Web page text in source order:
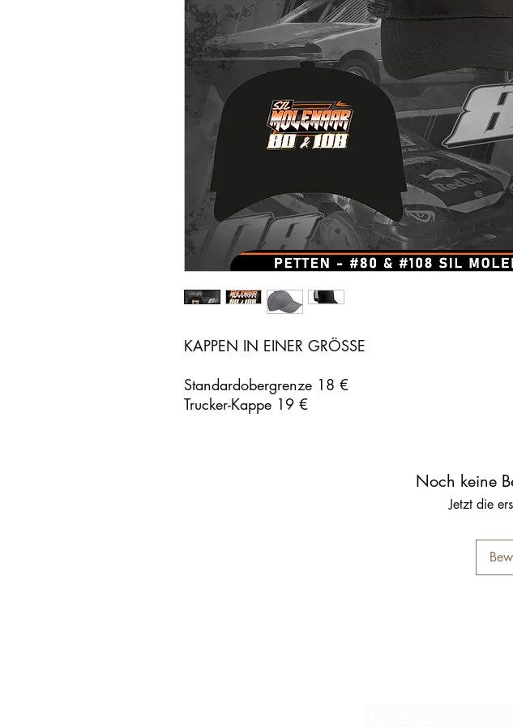
KAPPEN IN EINER GRÖSSE
Standardobergrenze 18 €
Trucker-Kappe 19 €
Noch keine
Jetzt die